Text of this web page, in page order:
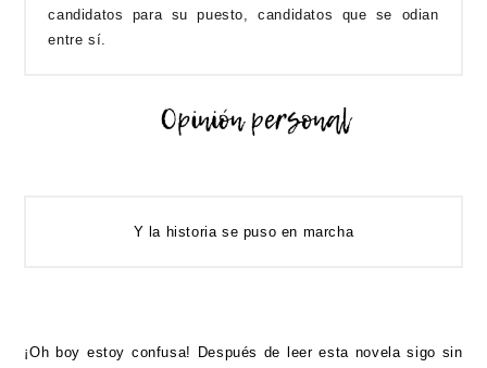
candidatos para su puesto, candidatos que se odian
entre sí.
Y la historia se puso en marcha
¡Oh boy estoy confusa! Después de leer esta novela sigo sin